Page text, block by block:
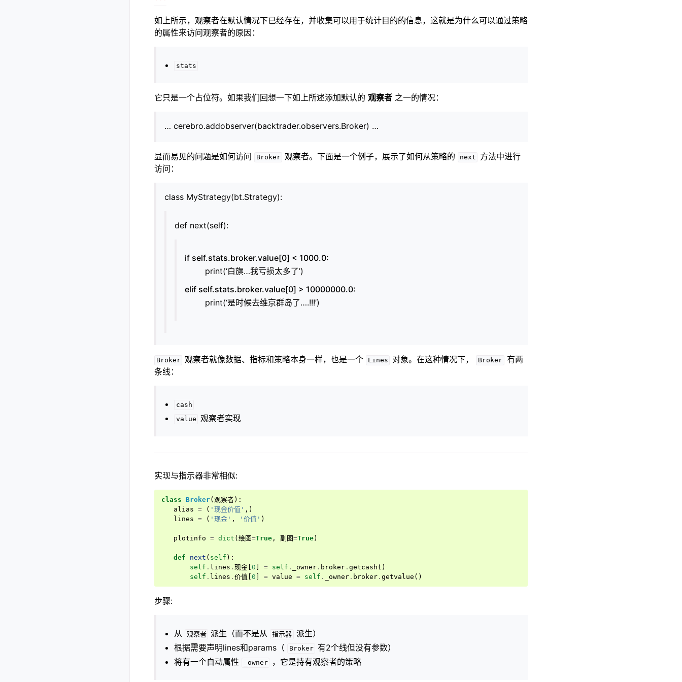
如上所示，观察者在默认情况下已经存在，并收集可以用于统计目的的信息，这就是为什么可以通过策略
的属性来访问观察者的原因：
stats
它只是一个占位符。如果我们回想一下如上所述添加默认的 观察者 之一的情况：
… cerebro.addobserver(backtrader.observers.Broker) …
显而易见的问题是如何访问 Broker 观察者。下面是一个例子，展示了如何从策略的 next
方法中进行
访问：
class MyStrategy(bt.Strategy):
def next(self):
if self.stats.broker.value[0] < 1000.0:
print(‘白旗…我亏损太多了’)
elif self.stats.broker.value[0] > 10000000.0:
print(‘是时候去维京群岛了….!!!’)
Broker 观察者就像数据、指标和策略本身一样，也是一个 Lines 对象。在这种情况下， Broker
有两
条线：
cash
value 观察者实现
实现与指示器非常相似:
class Broker( 观察者):
alias = ( '现金价值' ,)
lines = ( '现金' , '价值' )
plotinfo = dict ( 绘图=True , 副图=True)
def next ( self ):
self . lines . 现金 0 = self . _owner . broker . getcash ()
self . lines . 价值 0 = value = self . _owner . broker . getvalue ()
步骤:
从 观察者 派生（而不是从 指示器
派生）
根据需要声明lines和params（
Broker 有2个线但没有参数）
将有一个自动属性
_owner ，它是持有观察者的策略